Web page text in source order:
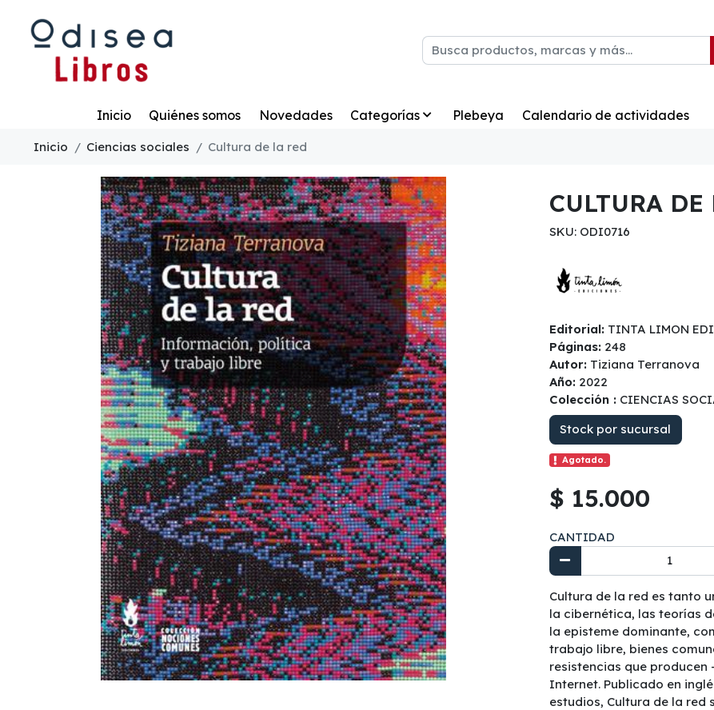
Inicio Quiénes somos Novedades Categorías Plebeya Calendario de actividades
Inicio Ciencias sociales Cultura de la red
CULTURA DE
SKU: ODI0716
Editorial: TINTA LIMON
Páginas: 248
Autor: Tiziana Terranova
Año: 2022
Colección : CIENCIAS
Stock por sucursal
Agotado.
$ 15.000
CANTIDAD
Cultura de la red es tanto
la cibernética, las teorías
la episteme dominante,
trabajo libre, bienes
resistencias que producen
Internet. Publicado en
estudios, Cultura de la red